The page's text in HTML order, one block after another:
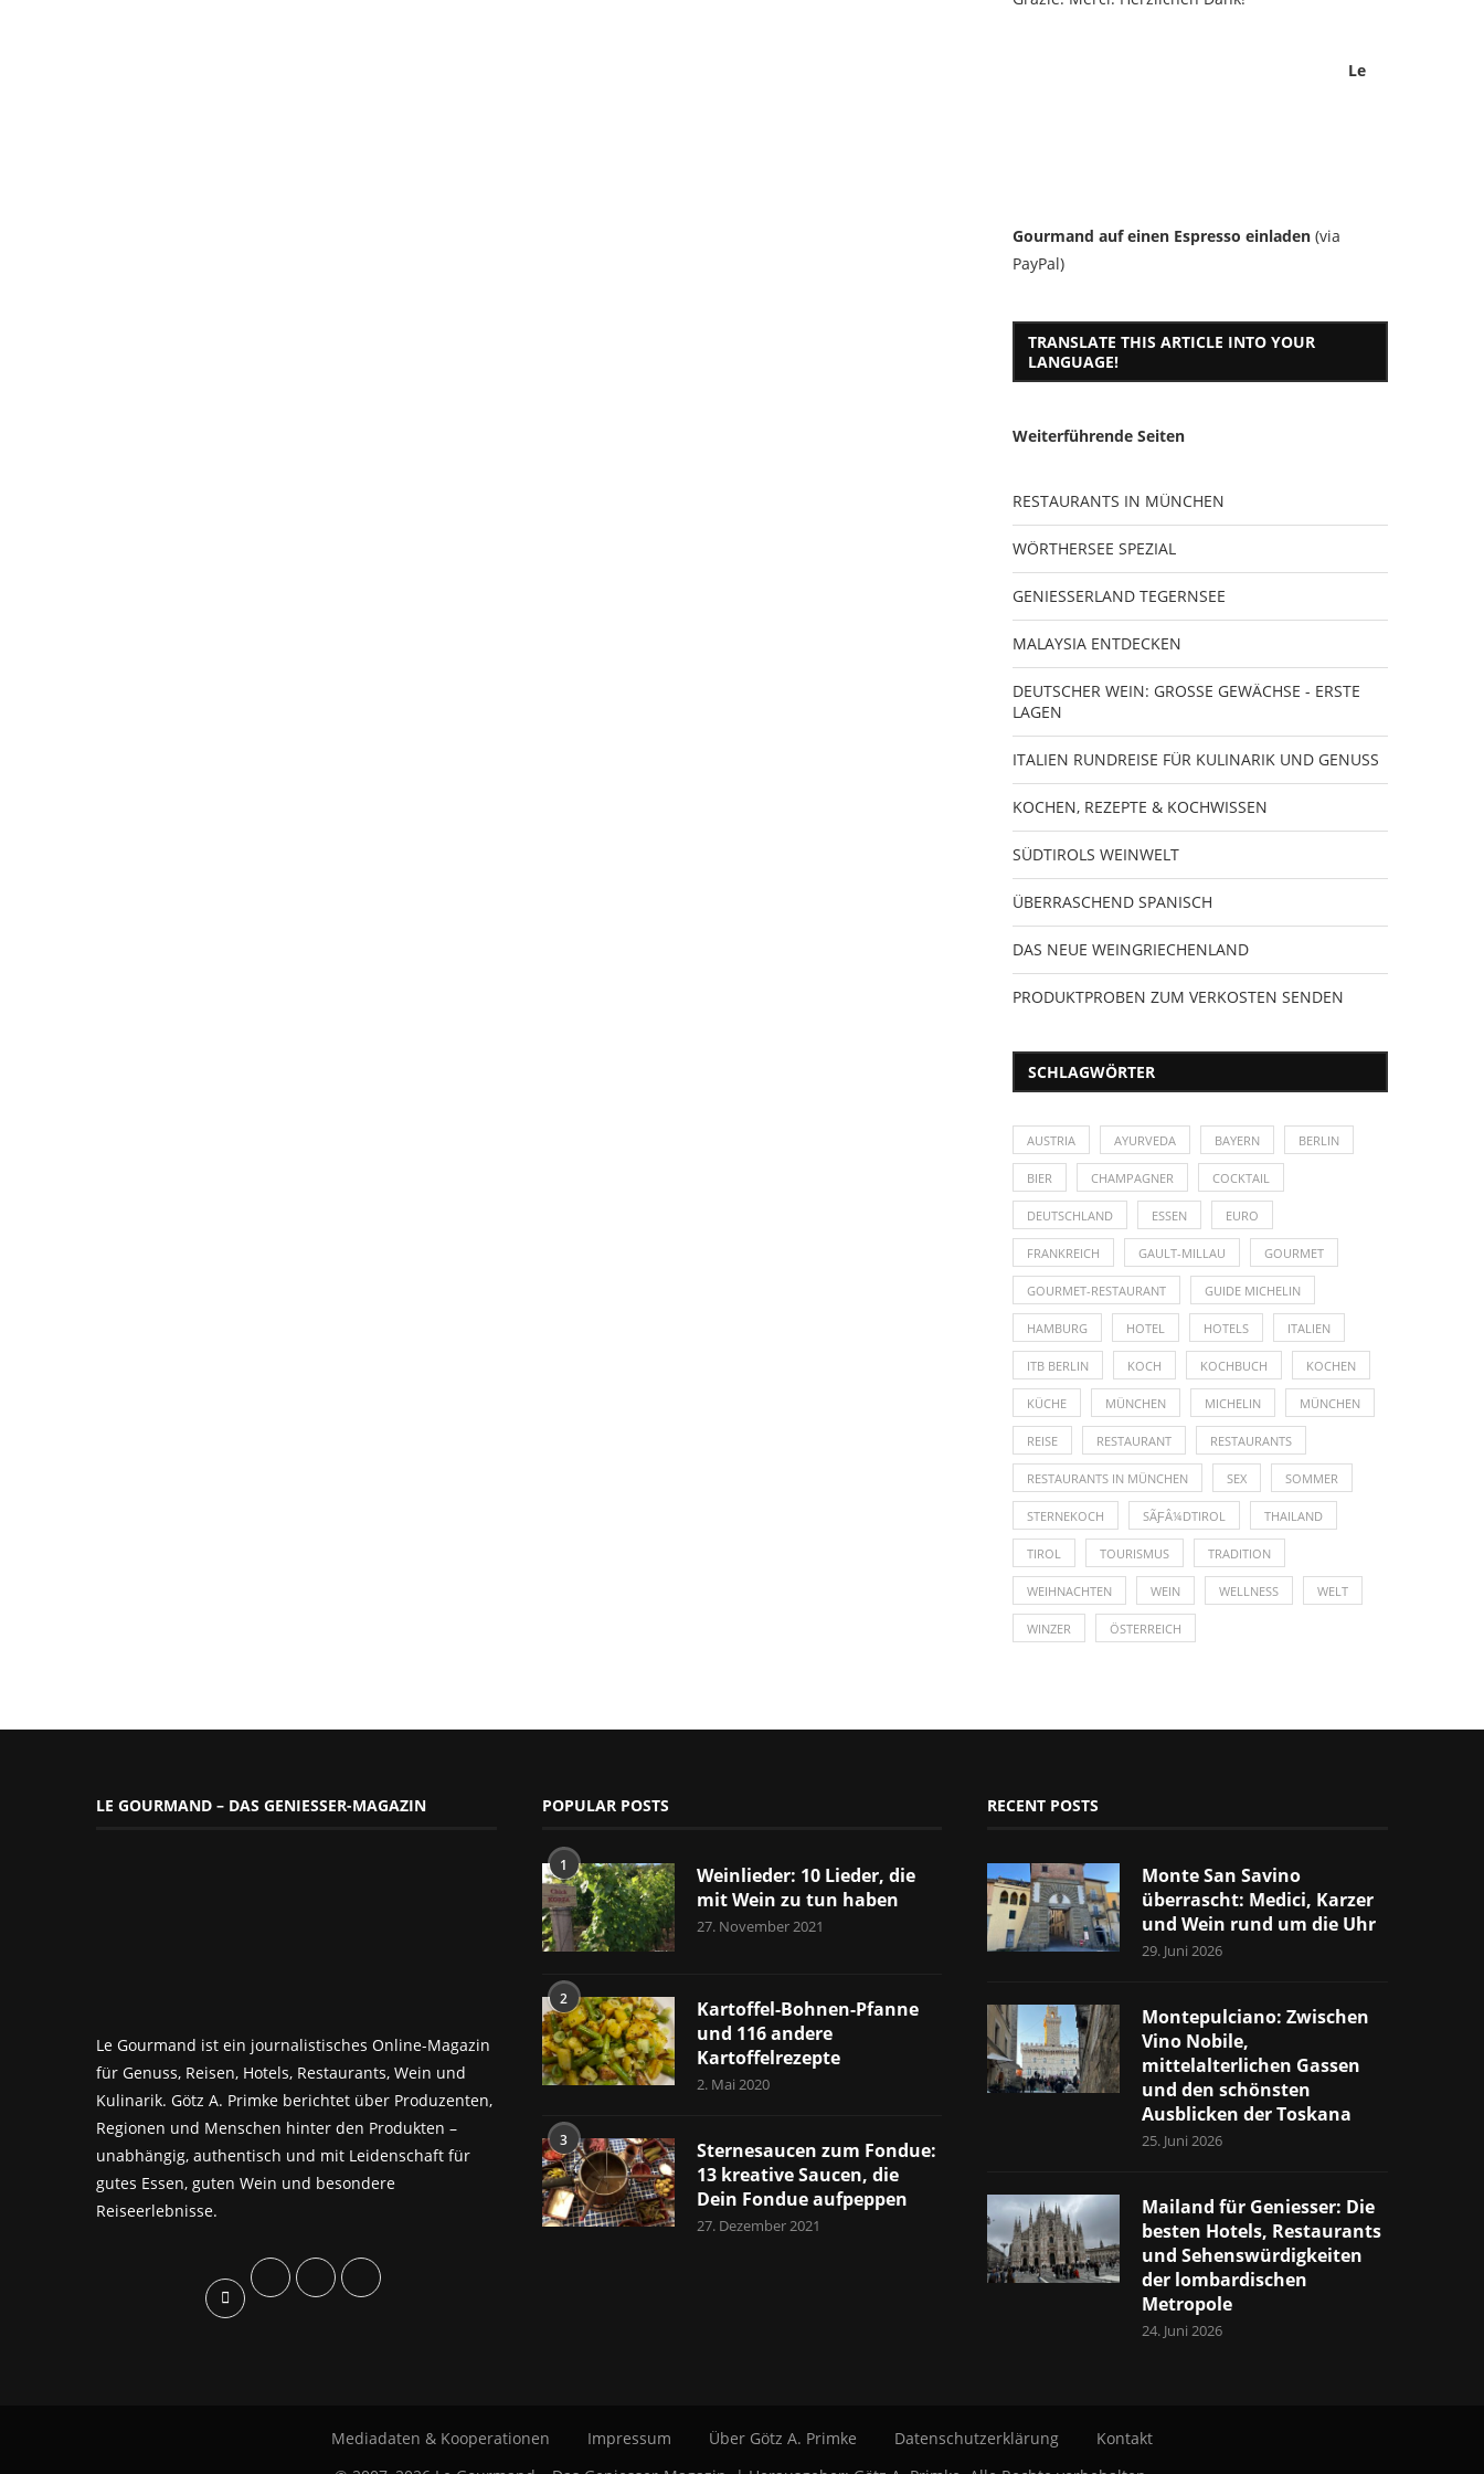
Le
Gourmand auf einen Espresso einladen (via
PayPal)
TRANSLATE THIS ARTICLE INTO YOUR
LANGUAGE!
Weiterführende Seiten
RESTAURANTS IN MÜNCHEN
WÖRTHERSEE SPEZIAL
GENIESSERLAND TEGERNSEE
MALAYSIA ENTDECKEN
DEUTSCHER WEIN: GROSSE GEWÄCHSE - ERSTE
LAGEN
ITALIEN RUNDREISE FÜR KULINARIK UND GENUSS
KOCHEN, REZEPTE & KOCHWISSEN
SÜDTIROLS WEINWELT
ÜBERRASCHEND SPANISCH
DAS NEUE WEINGRIECHENLAND
PRODUKTPROBEN ZUM VERKOSTEN SENDEN
SCHLAGWÖRTER
AUSTRIA AYURVEDA BAYERN BERLIN
BIER CHAMPAGNER COCKTAIL
DEUTSCHLAND ESSEN EURO
FRANKREICH GAULT-MILLAU GOURMET
GOURMET-RESTAURANT GUIDE MICHELIN
HAMBURG HOTEL HOTELS ITALIEN
ITB BERLIN KOCH KOCHBUCH KOCHEN
KÜCHE MÜNCHEN MICHELIN MÜNCHEN
REISE RESTAURANT RESTAURANTS
RESTAURANTS IN MÜNCHEN SEX SOMMER
STERNEKOCH SÃƑÂ¼DTIROL THAILAND
TIROL TOURISMUS TRADITION
WEIHNACHTEN WEIN WELLNESS WELT
WINZER ÖSTERREICH
LE GOURMAND – DAS GENIESSER-MAGAZIN
Le Gourmand ist ein journalistisches Online-Magazin
für Genuss, Reisen, Hotels, Restaurants, Wein und
Kulinarik. Götz A. Primke berichtet über Produzenten,
Regionen und Menschen hinter den Produkten –
unabhängig, authentisch und mit Leidenschaft für
gutes Essen, guten Wein und besondere
Reiseerlebnisse.
POPULAR POSTS
1
Weinlieder: 10 Lieder, die
mit Wein zu tun haben
27. November 2021
2
Kartoffel-Bohnen-Pfanne
und 116 andere
Kartoffelrezepte
2. Mai 2020
3
Sternesaucen zum Fondue:
13 kreative Saucen, die
Dein Fondue aufpeppen
27. Dezember 2021
RECENT POSTS
Monte San Savino
überrascht: Medici, Karzer
und Wein rund um die Uhr
29. Juni 2026
Montepulciano: Zwischen
Vino Nobile,
mittelalterlichen Gassen
und den schönsten
Ausblicken der Toskana
25. Juni 2026
Mailand für Geniesser: Die
besten Hotels, Restaurants
und Sehenswürdigkeiten
der lombardischen
Metropole
24. Juni 2026
Mediadaten & Kooperationen Impressum Über Götz A. Primke Datenschutzerklärung
Kontakt